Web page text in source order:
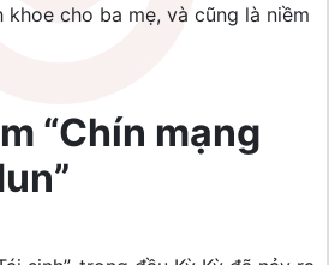
khoe cho ba mẹ, và cũng là niềm
“Chín mạng